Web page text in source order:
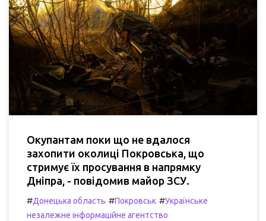
Окупантам поки що не вдалося
захопити околиці Покровська, що
стримує їх просування в напрямку
Дніпра, - повідомив майор ЗСУ.
#Донецька область #Покровськ #Українське
незалежне інформаційне агентство